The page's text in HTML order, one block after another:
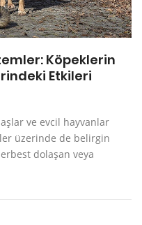
Köpeklerin
Etkileri
ve evcil hayvanlar
üzerinde de belirgin
dolaşan veya